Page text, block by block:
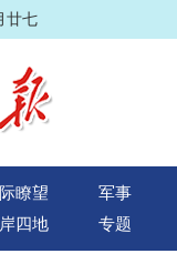
廿七
瞭望
军事
四地 专题